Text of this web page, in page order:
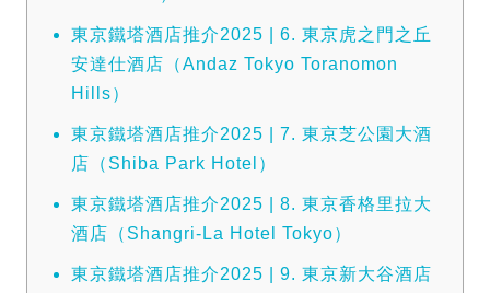
東京鐵塔酒店推介2025 | 6. 東京虎之門之丘
安達仕酒店（Andaz Tokyo Toranomon
Hills）
東京鐵塔酒店推介2025 | 7. 東京芝公園大酒
店（Shiba Park Hotel）
東京鐵塔酒店推介2025 | 8. 東京香格里拉大
酒店（Shangri-La Hotel Tokyo）
東京鐵塔酒店推介2025 | 9. 東京新大谷酒店